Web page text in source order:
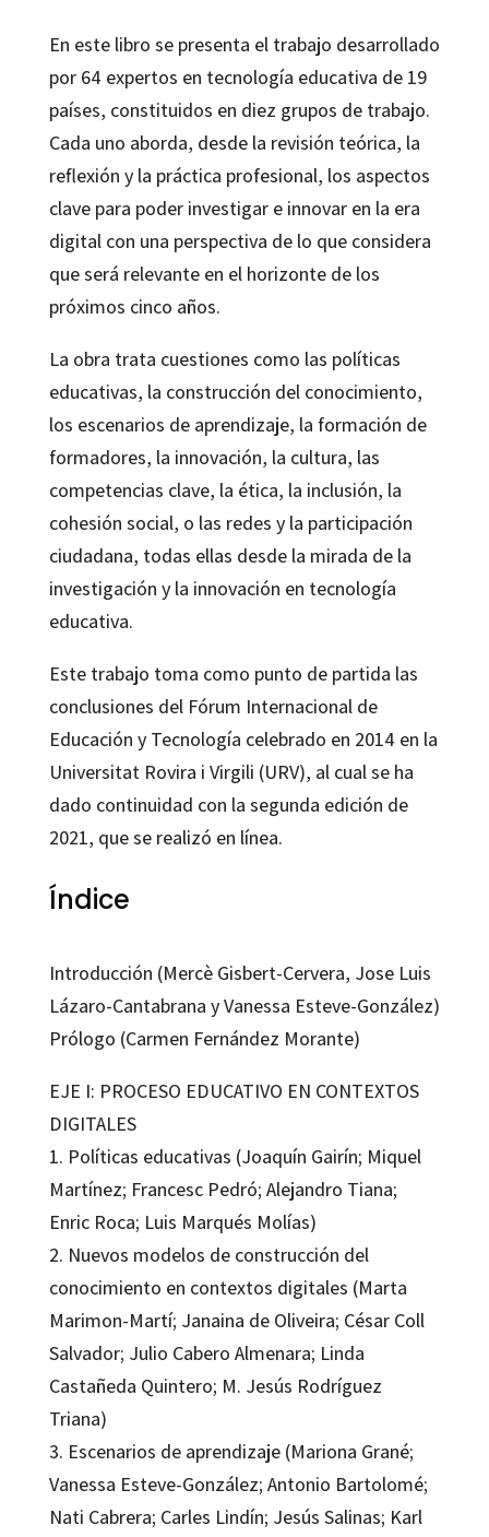
En este libro se presenta el trabajo desarrollado
por 64 expertos en tecnología educativa de 19
países, constituidos en diez grupos de trabajo.
Cada uno aborda, desde la revisión teórica, la
reflexión y la práctica profesional, los aspectos
clave para poder investigar e innovar en la era
digital con una perspectiva de lo que considera
que será relevante en el horizonte de los
próximos cinco años.
La obra trata cuestiones como las políticas
educativas, la construcción del conocimiento,
los escenarios de aprendizaje, la formación de
formadores, la innovación, la cultura, las
competencias clave, la ética, la inclusión, la
cohesión social, o las redes y la participación
ciudadana, todas ellas desde la mirada de la
investigación y la innovación en tecnología
educativa.
Este trabajo toma como punto de partida las
conclusiones del Fórum Internacional de
Educación y Tecnología celebrado en 2014 en la
Universitat Rovira i Virgili (URV), al cual se ha
dado continuidad con la segunda edición de
2021, que se realizó en línea.
Índice
Introducción (Mercè Gisbert-Cervera, Jose Luis
Lázaro-Cantabrana y Vanessa Esteve-González)
Prólogo (Carmen Fernández Morante)
EJE I: PROCESO EDUCATIVO EN CONTEXTOS
DIGITALES
1. Políticas educativas (Joaquín Gairín; Miquel
Martínez; Francesc Pedró; Alejandro Tiana;
Enric Roca; Luis Marqués Molías)
2. Nuevos modelos de construcción del
conocimiento en contextos digitales (Marta
Marimon-Martí; Janaina de Oliveira; César Coll
Salvador; Julio Cabero Almenara; Linda
Castañeda Quintero; M. Jesús Rodríguez
Triana)
3. Escenarios de aprendizaje (Mariona Grané;
Vanessa Esteve-González; Antonio Bartolomé;
Nati Cabrera; Carles Lindín; Jesús Salinas; Karl